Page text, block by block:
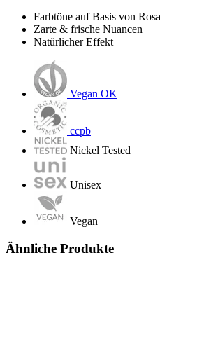
Farbtöne auf Basis von Rosa
Zarte & frische Nuancen
Natürlicher Effekt
Vegan OK
ccpb
Nickel Tested
Unisex
Vegan
Ähnliche Produkte